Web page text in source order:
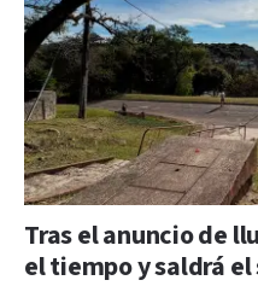
Tras el anuncio de
el tiempo y saldrá el